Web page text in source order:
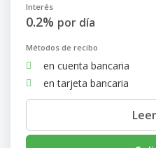
Interés
0.2% por día
Métodos de recibo
en cuenta bancaria
en tarjeta bancaria